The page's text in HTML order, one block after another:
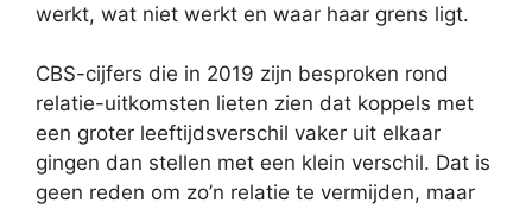
werkt, wat niet werkt en waar haar grens ligt.
CBS-cijfers die in 2019 zijn besproken rond
relatie-uitkomsten lieten zien dat koppels met
een groter leeftijdsverschil vaker uit elkaar
gingen dan stellen met een klein verschil. Dat is
geen reden om zo’n relatie te vermijden, maar